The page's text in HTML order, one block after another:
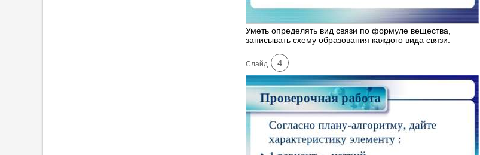
Уметь определять вид связи по формуле вещества,
записывать схему образования каждого вида связи.
Cлайд 4